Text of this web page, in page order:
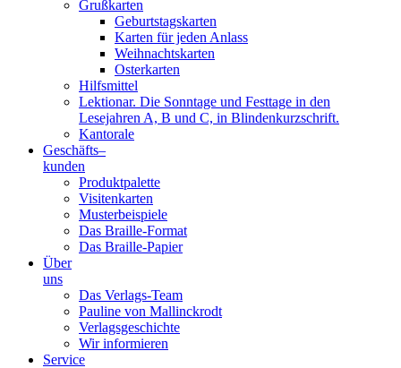
Grußkarten
Geburtstagskarten
Karten für jeden Anlass
Weihnachtskarten
Osterkarten
Hilfsmittel
Lektionar. Die Sonntage und Festtage in den
Lesejahren A, B und C, in Blindenkurzschrift.
Kantorale
Geschäfts­–
kunden
Produktpalette
Visitenkarten
Musterbeispiele
Das Braille-Format
Das Braille-Papier
Über
uns
Das Verlags-Team
Pauline von Mallinckrodt
Verlagsgeschichte
Wir informieren
Service